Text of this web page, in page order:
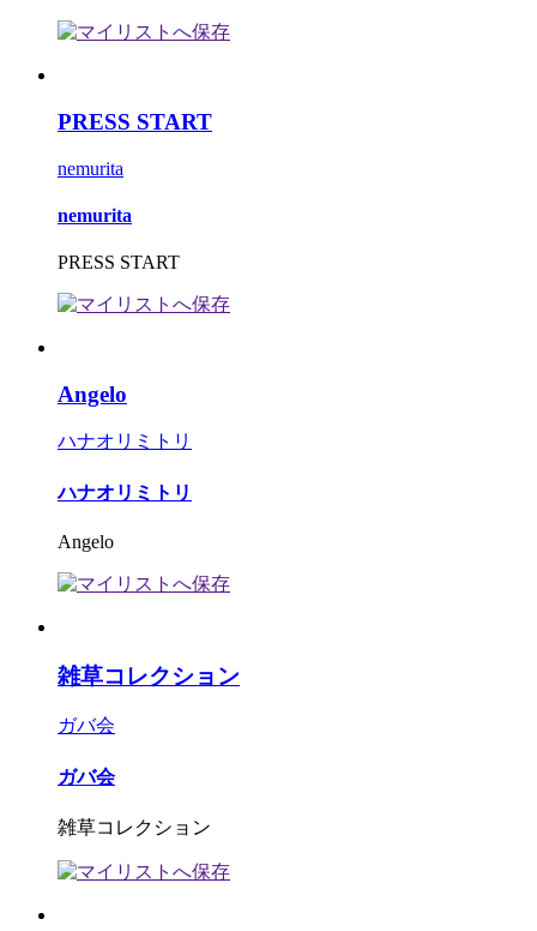
PRESS START
nemurita
nemurita
PRESS START
Angelo
ハナオリミトリ
ハナオリミトリ
Angelo
雑草コレクション
ガバ会
ガバ会
雑草コレクション